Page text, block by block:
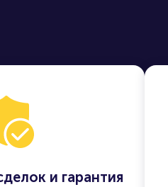
и гарантия